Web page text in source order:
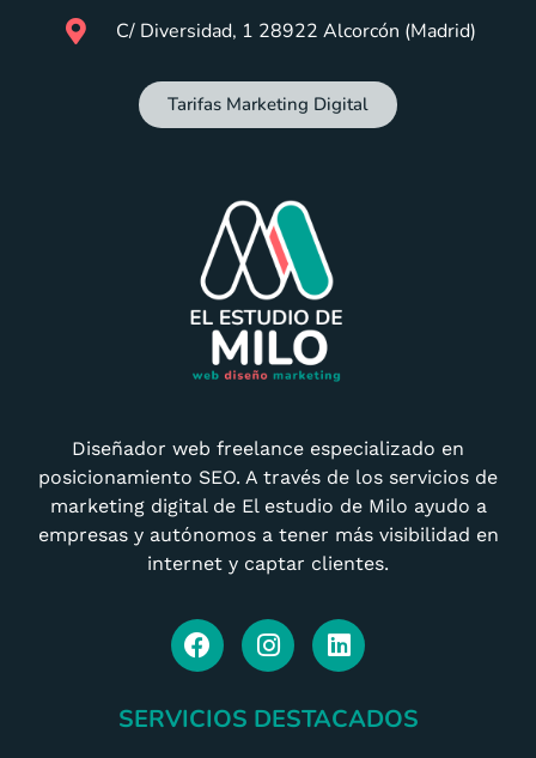
C/ Diversidad, 1 28922 Alcorcón (Madrid)
Tarifas Marketing Digital
Diseñador web freelance especializado en
posicionamiento SEO. A través de los servicios de
marketing digital de El estudio de Milo ayudo a
empresas y autónomos a tener más visibilidad en
internet y captar clientes.
SERVICIOS DESTACADOS